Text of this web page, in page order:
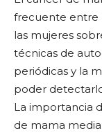
frecuente entre
las mujeres
técnicas de
periódicas y la
poder
La importancia
de mama